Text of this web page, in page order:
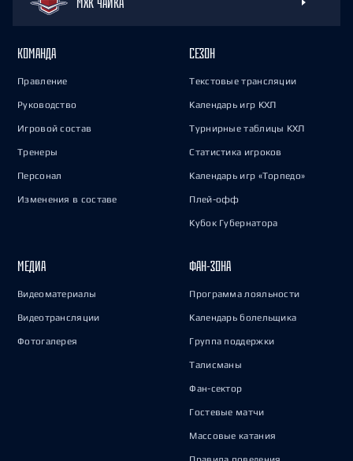
КОМАНДА
Правление
Руководство
Игровой состав
Тренеры
Персонал
Изменения в составе
СЕЗОН
Текстовые трансляции
Календарь игр КХЛ
Турнирные таблицы КХЛ
Статистика игроков
Календарь игр «Торпедо»
Плей-офф
Кубок Губернатора
МЕДИА
Видеоматериалы
Видеотрансляции
Фотогалерея
ФАН-ЗОНА
Программа лояльности
Календарь болельщика
Группа поддержки
Талисманы
Фан-сектор
Гостевые матчи
Массовые катания